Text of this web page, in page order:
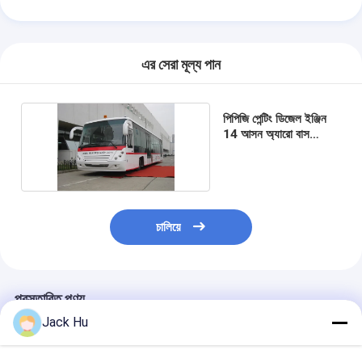
এর সেরা মূল্য পান
পিপিজি পেন্টিং ডিজেল ইঞ্জিন
14 আসন অ্যারো বাস
চালিয়ে
প্রস্তাবিত পণ্য
Jack Hu